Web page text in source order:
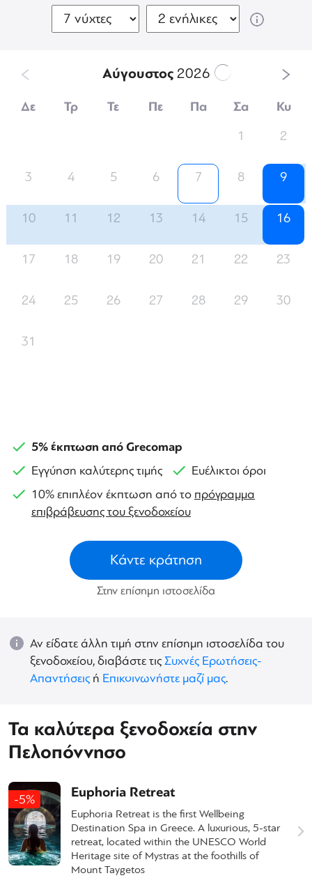
Αύγουστος2026
Δε Τρ Τε Πε Πα Σα
Κυ
1
2
3 4 5 6 7 8 9
10 11 12 13 14 15 16
17 18 19 20 21 22 23
24 25 26 27 28 29 30
31
5% έκπτωση από Grecomap
Εγγύηση καλύτερης τιμής
Ευέλικτοι όροι
10% επιπλέον έκπτωση από το πρόγραμμα
επιβράβευσης του ξενοδοχείου
Κάντε κράτηση
Στην επίσημη ιστοσελίδα
Αν είδατε άλλη τιμή στην επίσημη ιστοσελίδα του
ξενοδοχείου, διαβάστε τιςΣυχνές Ερωτήσεις-
Απαντήσεις ή Επικοινωνήστε μαζί μας.
Τα καλύτερα ξενοδοχεία στην
Πελοπόννησο
-5% Euphoria Retreat
Euphoria Retreat is the first Wellbeing
Destination Spa in Greece. A luxurious, 5-star
retreat, located within the UNESCO World
Heritage site of Mystras at the foothills of
Mount Taygetos